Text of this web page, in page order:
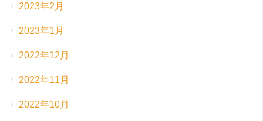
2023年2月
2023年1月
2022年12月
2022年11月
2022年10月